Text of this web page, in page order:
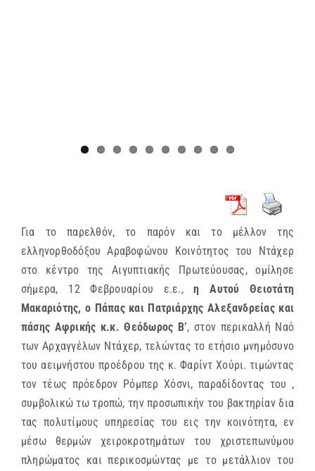
Για το παρελθόν, το παρόν και το μέλλον της
ελληνορθοδόξου Αραβοφώνου Κοινότητος του Ντάχερ
στο κέντρο της Αιγυπτιακής Πρωτεύουσας, ομίλησε
σήμερα, 12 Φεβρουαρίου ε.ε.,η Αυτού Θειοτάτη
Μακαριότης, ο Πάπας και Πατριάρχης Αλεξανδρείας και
πάσης Αφρικής κ.κ. Θεόδωρος Β’, στον περικαλλή Ναό
των Αρχαγγέλων Ντάχερ, τελώντας το ετήσιο μνημόσυνο
του αειμνήστου προέδρου της κ. Φαρίντ Χούρι. τιμώντας
τον τέως πρόεδρον Ρόμπερ Χόσνι, παραδίδοντας του ,
συμβολικώ τω τροπώ, την προσωπικήν του βακτηρίαν δια
τας πολυτίμους υπηρεσίας του εις την κοινότητα, εν
μέσω θερμών χειροκροτημάτων του χριστεπωνύμου
πληρώματος και περικοσμώντας με το μετάλλιον του